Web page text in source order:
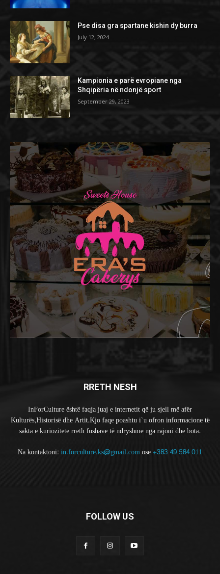
Pse disa gra spartane kishin dy burra
July 12, 2024
Kampionia e parë evropiane nga
Shqipëria në ndonjë sport
September 29, 2023
RRETH NESH
InForCulture është faqja juaj e internetit që ju sjell më afër
Kulturës,Historisë dhe Artit.Kjo faqe poashtu i`u ofron informacione të
sakta e kuriozitete rreth fushave të ndryshme nga rajoni dhe bota.
Na kontaktoni: in.forculture.ks@gmail.comose+383 49 584 011
FOLLOW US